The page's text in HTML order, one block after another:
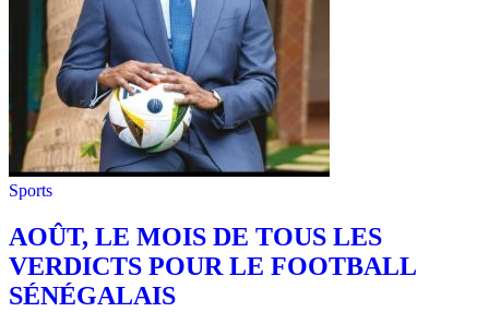
Sports
AOÛT, LE MOIS DE TOUS LES
VERDICTS POUR LE FOOTBALL
SÉNÉGALAIS